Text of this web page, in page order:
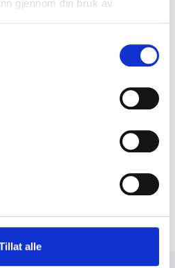
gjennom din bruk av
alle